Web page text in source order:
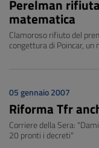
Perelman
matematica
Clamoroso rifiuto del
congettura di Poincar,
05 gennaio 2007
Riforma Tfr
Corriere della Sera:
20 pronti i decreti"